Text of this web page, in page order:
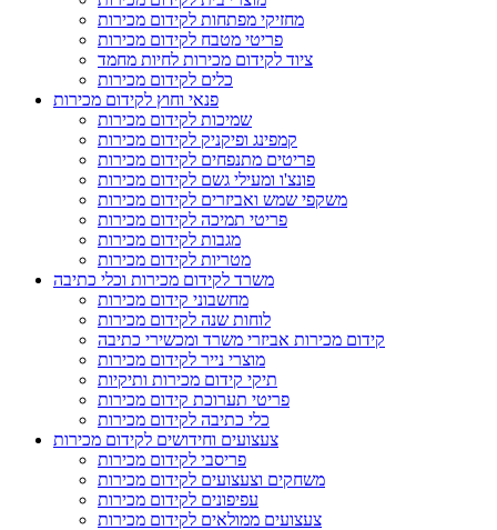
מחזיקי מפתחות לקידום מכירות
פריטי מטבח לקידום מכירות
ציוד לקידום מכירות לחיות מחמד
כלים לקידום מכירות
פנאי וחוץ לקידום מכירות
שמיכות לקידום מכירות
קמפינג ופיקניק לקידום מכירות
פריטים מתנפחים לקידום מכירות
פונצ'ו ומעילי גשם לקידום מכירות
משקפי שמש ואביזרים לקידום מכירות
פריטי תמיכה לקידום מכירות
מגבות לקידום מכירות
מטריות לקידום מכירות
משרד לקידום מכירות וכלי כתיבה
מחשבוני קידום מכירות
לוחות שנה לקידום מכירות
קידום מכירות אביזרי משרד ומכשירי כתיבה
מוצרי נייר לקידום מכירות
תיקי קידום מכירות ותיקיות
פריטי תערוכת קידום מכירות
כלי כתיבה לקידום מכירות
צעצועים וחידושים לקידום מכירות
פריסבי לקידום מכירות
משחקים וצעצועים לקידום מכירות
עפיפונים לקידום מכירות
צעצועים ממולאים לקידום מכירות